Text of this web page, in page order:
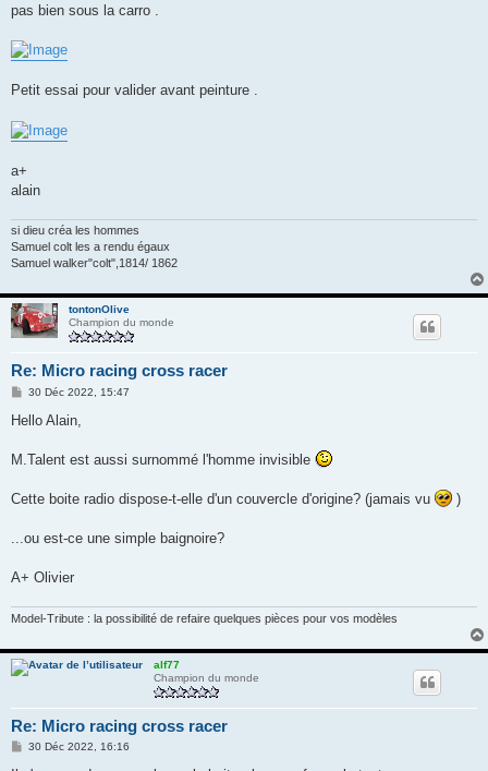
pas bien sous la carro .
Petit essai pour valider avant peinture .
a+
alain
si dieu créa les hommes
Samuel colt les a rendu égaux
Samuel walker"colt",1814/ 1862
tontonOlive
Champion du monde
Re: Micro racing cross racer
M
s
g
30 Déc 2022, 15:47
Hello Alain,
M.Talent est aussi surnommé l'homme invisible
Cette boite radio dispose-t-elle d'un couvercle d'origine? (jamais vu )
...ou est-ce une simple baignoire?
A+ Olivier
Model-Tribute : la possibilité de refaire quelques pièces pour vos modèles
alf77
Champion du monde
Re: Micro racing cross racer
M30 Déc 2022, 16:16